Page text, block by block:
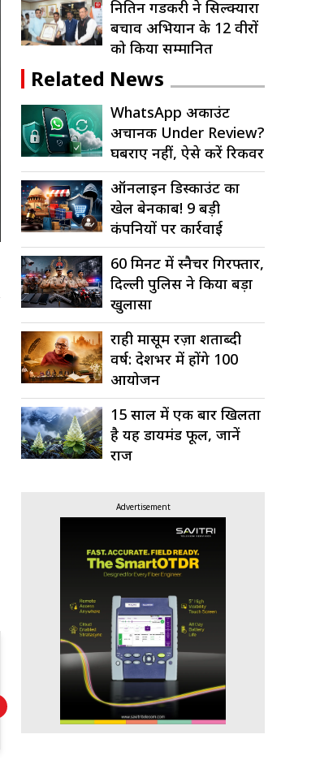
दिल्ली पुलिस में बड़ा
एक्शन! 40 SHO
बदले, आखिर क्यों?
नितिन गडकरी ने सिल्क्यारा
बचाव अभियान के 12 वीरों
को किया सम्मानित
Related News
WhatsApp अकाउंट
अचानक Under Review?
घबराएं नहीं, ऐसे करें रिकवर
ऑनलाइन डिस्काउंट का
खेल बेनकाब! 9 बड़ी
कंपनियों पर कार्रवाई
60 मिनट में स्नैचर गिरफ्तार,
दिल्ली पुलिस ने किया बड़ा
खुलासा
राही मासूम रज़ा शताब्दी
वर्ष: देशभर में होंगे 100
आयोजन
15 साल में एक बार खिलता
है यह डायमंड फूल, जानें
राज
Advertisement